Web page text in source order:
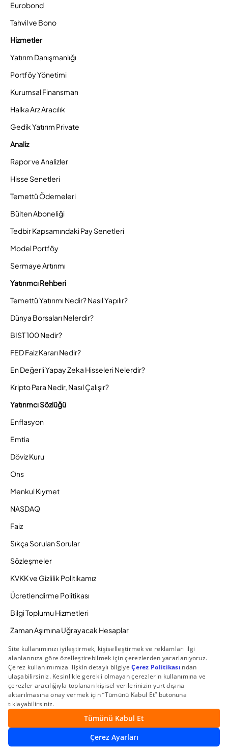
Eurobond
Tahvil ve Bono
Hizmetler
Yatırım Danışmanlığı
Portföy Yönetimi
Kurumsal Finansman
Halka Arz Aracılık
Gedik Yatırım Private
Analiz
Rapor ve Analizler
Hisse Senetleri
Temettü Ödemeleri
Bülten Aboneliği
Tedbir Kapsamındaki Pay Senetleri
Model Portföy
Sermaye Artırımı
Yatırımcı Rehberi
Temettü Yatırımı Nedir? Nasıl Yapılır?
Dünya Borsaları Nelerdir?
BIST 100 Nedir?
FED Faiz Kararı Nedir?
En Değerli Yapay Zeka Hisseleri Nelerdir?
Kripto Para Nedir, Nasıl Çalışır?
Yatırımcı Sözlüğü
Enflasyon
Emtia
Döviz Kuru
Ons
Menkul Kıymet
NASDAQ
Faiz
Sıkça Sorulan Sorular
Sözleşmeler
KVKK ve Gizlilik Politikamız
Ücretlendirme Politikası
Bilgi Toplumu Hizmetleri
Zaman Aşımına Uğrayacak Hesaplar
Duyurular ve Kampanyalar
© 2026 Gedik Yatırım Menkul Değerler AŞ. Tüm Hakları